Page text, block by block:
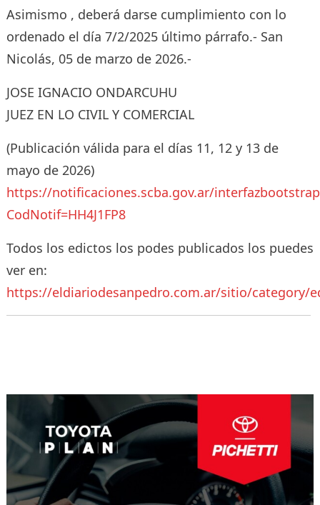
Asimismo , deberá darse cumplimiento con lo
ordenado el día 7/2/2025 último párrafo.- San
Nicolás, 05 de marzo de 2026.-
JOSE IGNACIO ONDARCUHU
JUEZ EN LO CIVIL Y COMERCIAL
(Publicación válida para el días 11, 12 y 13 de
mayo de 2026)
https://notificaciones.scba.gov.ar/
CodNotif=HH4J1FP8
Todos los edictos los podes publicados los puedes
ver en:
https://eldiariodesanpedro.com.ar/sitio/category/
entradas